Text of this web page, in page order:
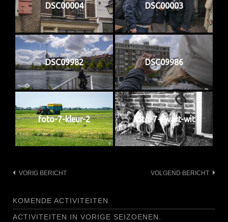
DSC00004 DSC00003
DSC09982 DSC09986
foto-7-kleur-2 foto-7-zwart-wit
Bericht
VORIG BERICHT VOLGEND BERICHT
KOMENDE ACTIVITEITEN
ACTIVITEITEN IN VORIGE SEIZOENEN.